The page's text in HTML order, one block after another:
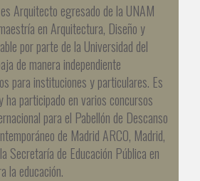
Arquitecto egresado de la UNAM
en Arquitectura, Diseño y
por parte de la Universidad del
de manera independiente
para instituciones y particulares. Es
ha participado en varios concursos
para el Pabellón de Descanso
de Madrid ARCO, Madrid,
Secretaría de Educación Pública en
la educación.